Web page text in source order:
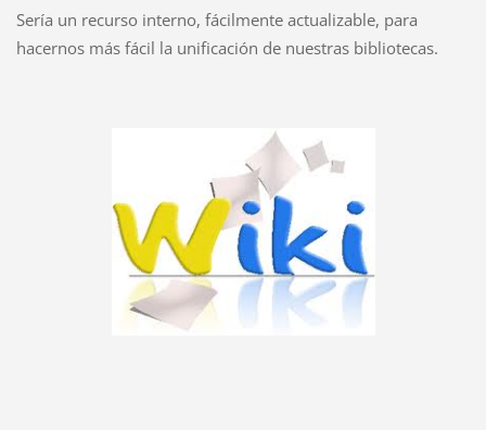
Sería un recurso interno, fácilmente actualizable, para
hacernos más fácil la unificación de nuestras bibliotecas.